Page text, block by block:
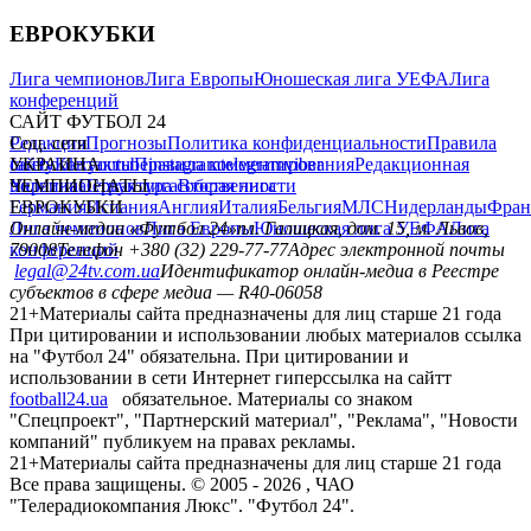
ЕВРОКУБКИ
Лига чемпионовЛига ЕвропыЮношеская лига УЕФАЛига
конференций
САЙТ ФУТБОЛ 24
РедакцияПрогнозыПолитика конфиденциальностиПравила
сайтуКонтактыПравила комментированияРедакционная
политикаСтруктура собственности
Соц. сети
facebookxyoutubeinstagramtelegramviber
УКРАИНА
УкраинаПервая лигаВторая лига
ЧЕМПИОНАТЫ
ГерманияИспанияАнглияИталияБельгияМЛСНидерланды
ЕВРОКУБКИ
Лига чемпионовЛига ЕвропыЮношеская лига УЕФАЛига
конференций
Онлайн-медиа «Футбол 24»пл. Галицкая, дом. 15, м. Львов,
79008Телефон +380 (32) 229-77-77Адрес электронной почты
legal@24tv.com.uaИдентификатор онлайн-медиа в Реестре
субъектов в сфере медиа — R40-06058
21+Материалы сайта предназначены для лиц старше 21 года
При цитировании и использовании любых материалов ссылка
на "Футбол 24" обязательна. При цитировании и
использовании в сети Интернет гиперссылка на сайтт
football24.ua
обязательное. Материалы со знаком
"Спецпроект", "Партнерский материал", "Реклама", "Новости
компаний" публикуем на правах рекламы.
21+Материалы сайта предназначены для лиц старше 21 года
Все права защищены. © 2005 - 2026 , ЧАО
"Телерадиокомпания Люкс". "Футбол 24".